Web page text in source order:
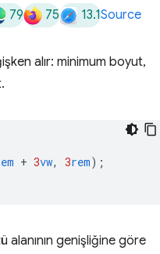
79 75 13.1Source
alır: minimum boyut,
+ 3vw, 3rem);
alanının genişliğine göre